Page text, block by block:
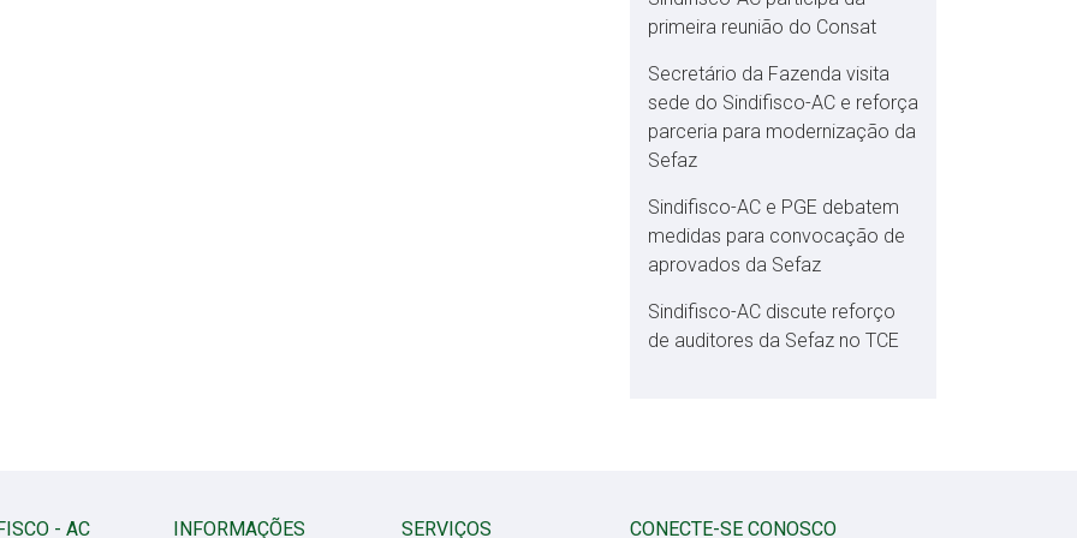
primeira reunião do Consat
Secretário da Fazenda visita
sede do Sindifisco-AC e reforça
parceria para modernização da
Sefaz
Sindifisco-AC e PGE debatem
medidas para convocação de
aprovados da Sefaz
Sindifisco-AC discute reforço
de auditores da Sefaz no TCE
- AC INFORMAÇÕES SERVIÇOS CONECTE-SE CONOSCO